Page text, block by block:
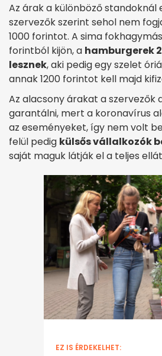
Az árak a különböző standoknál
szervezők szerint sehol nem
1000 forintot. A sima fokhagymás
forintból kijön, a hamburgerek
lesznek, aki pedig egy szelet
annak 1200 forintot kell majd
Az alacsony árakat a szervezők
garantálni, mert a koronavírus
az eseményeket, így nem volt
felül pedig külsős vállalkozók
saját maguk látják el a teljes
EZ IS ÉRDEKELHET: